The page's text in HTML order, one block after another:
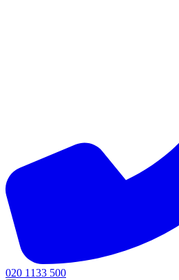
020 1133 500